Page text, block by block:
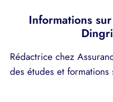
Informations
Rédactrice chez
des études et formations